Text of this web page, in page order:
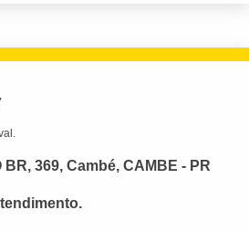
BR, 369, Cambé, CAMBE - PR